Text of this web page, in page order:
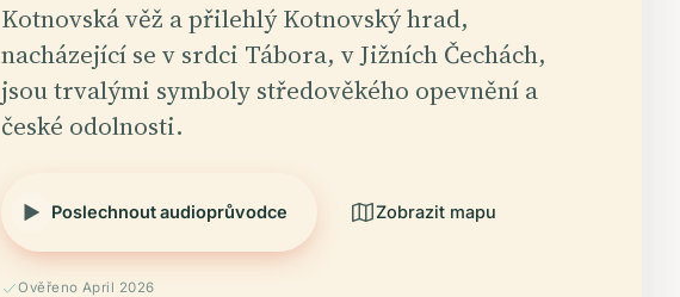
Kotnovská věž a přilehlý Kotnovský hrad,
nacházející se v srdci Tábora, v Jižních Čechách,
jsou trvalými symboly středověkého opevnění a
české odolnosti.
Poslechnout audioprůvodce Zobrazit mapu
Ověřeno April 2026